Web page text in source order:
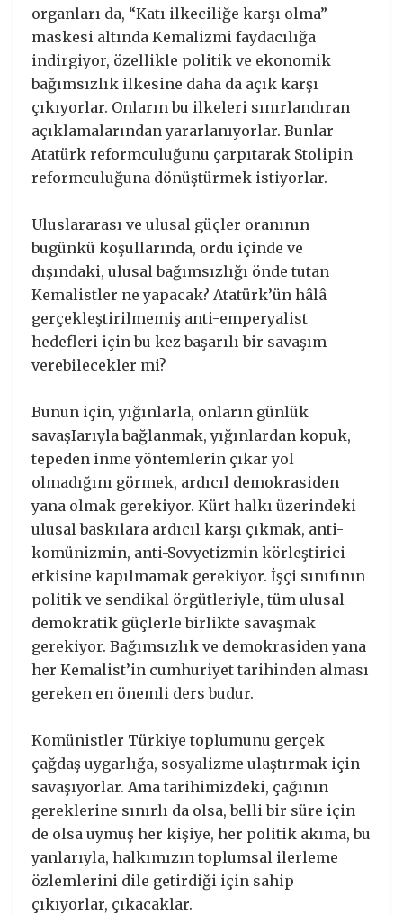
organları da, “Katı ilkeciliğe karşı olma”
maskesi altında Kemalizmi faydacılığa
indirgiyor, özellikle politik ve ekonomik
bağımsızlık ilkesine daha da açık karşı
çıkıyorlar. Onların bu ilkeleri sınırlandıran
açıklamalarından yararlanıyorlar. Bunlar
Atatürk reformculuğunu çarpıtarak Stolipin
reformculuğuna dönüştürmek istiyorlar.
Uluslararası ve ulusal güçler oranının
bugünkü koşullarında, ordu içinde ve
dışındaki, ulusal bağımsızlığı önde tutan
Kemalistler ne yapacak? Atatürk’ün hâlâ
gerçekleştirilmemiş anti-emperyalist
hedefleri için bu kez başarılı bir savaşım
verebilecekler mi?
Bunun için, yığınlarla, onların günlük
savaşIarıyla bağlanmak, yığınlardan kopuk,
tepeden inme yöntemlerin çıkar yol
olmadığını görmek, ardıcıl demokrasiden
yana olmak gerekiyor. Kürt halkı üzerindeki
ulusal baskılara ardıcıl karşı çıkmak, anti-
komünizmin, anti-Sovyetizmin körleştirici
etkisine kapılmamak gerekiyor. İşçi sınıfının
politik ve sendikal örgütleriyle, tüm ulusal
demokratik güçlerle birlikte savaşmak
gerekiyor. Bağımsızlık ve demokrasiden yana
her Kemalist’in cumhuriyet tarihinden alması
gereken en önemli ders budur.
Komünistler Türkiye toplumunu gerçek
çağdaş uygarlığa, sosyalizme ulaştırmak için
savaşıyorlar. Ama tarihimizdeki, çağının
gereklerine sınırlı da olsa, belli bir süre için
de olsa uymuş her kişiye, her politik akıma, bu
yanlarıyla, halkımızın toplumsal ilerleme
özlemlerini dile getirdiği için sahip
çıkıyorlar, çıkacaklar.